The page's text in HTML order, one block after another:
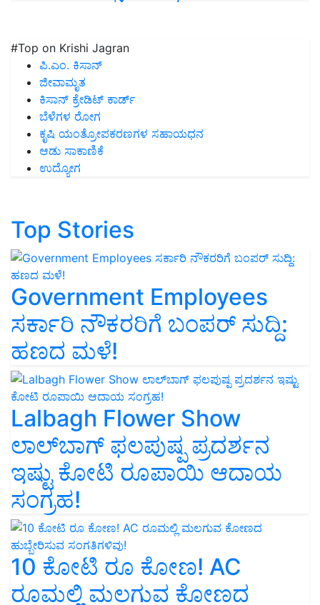
#Top on Krishi Jagran
ಪಿ.ಎಂ. ಕಿಸಾನ್
ಜೀವಾಮೃತ
ಕಿಸಾನ್ ಕ್ರೇಡಿಟ್ ಕಾರ್ಡ್
ಬೆಳೆಗಳ ರೋಗ
ಕೃಷಿ ಯಂತ್ರೋಪಕರಣಗಳ ಸಹಾಯಧನ
ಆಡು ಸಾಕಾಣಿಕೆ
ಉದ್ಯೋಗ
Top Stories
Government Employees
ಸರ್ಕಾರಿ ನೌಕರರಿಗೆ ಬಂಪರ್‌ ಸುದ್ದಿ:
ಹಣದ ಮಳೆ!
Lalbagh Flower Show
ಲಾಲ್‌ಬಾಗ್ ಫಲಪುಷ್ಪ ಪ್ರದರ್ಶನ
ಇಷ್ಟು ಕೋಟಿ ರೂಪಾಯಿ ಆದಾಯ
ಸಂಗ್ರಹ!
10 ಕೋಟಿ ರೂ ಕೋಣ! AC
ರೂಮಲ್ಲಿ ಮಲಗುವ ಕೋಣದ